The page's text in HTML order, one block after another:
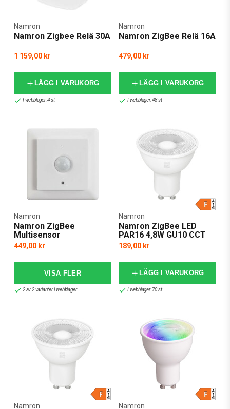
Namron Zigbee Relä 30A
Namron
1 159,00 kr
LÄGG I VARUKORG
I webblager: 4 st
Namron ZigBee Relä 16A
Namron
479,00 kr
LÄGG I VARUKORG
I webblager: 48 st
Namron ZigBee
Multisensor
Namron
449,00 kr
2 av 2 varianter I webblager
Namron ZigBee LED
PAR16 4,8W GU10 CCT
Dim
Namron
189,00 kr
LÄGG I VARUKORG
I webblager: 70 st
Namron Namron